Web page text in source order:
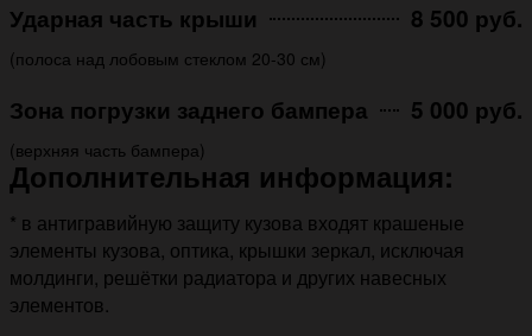
Ударная часть крыши 8 500 руб.
(полоса над лобовым стеклом 20-30 см)
Зона погрузки заднего бампера 5 000 руб.
(верхняя часть бампера)
Дополнительная информация:
* в антигравийную защиту кузова входят крашеные
элементы кузова, оптика, крышки зеркал, исключая
молдинги, решётки радиатора и других навесных
элементов.